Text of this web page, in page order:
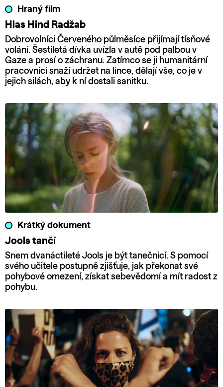
Hraný film
Hlas Hind Radžab
Dobrovolníci Červeného půlměsíce přijímají tísňové
volání. Šestiletá dívka uvízla v autě pod palbou v
Gaze a prosí o záchranu. Zatímco se ji humanitární
pracovníci snaží udržet na lince, dělají vše, co je v
jejich silách, aby k ní dostali sanitku.
Krátký dokument
Jools tančí
Snem dvanáctileté Jools je být tanečnicí. S pomocí
svého učitele postupně zjišťuje, jak překonat své
pohybové omezení, získat sebevědomí a mít radost z
pohybu.